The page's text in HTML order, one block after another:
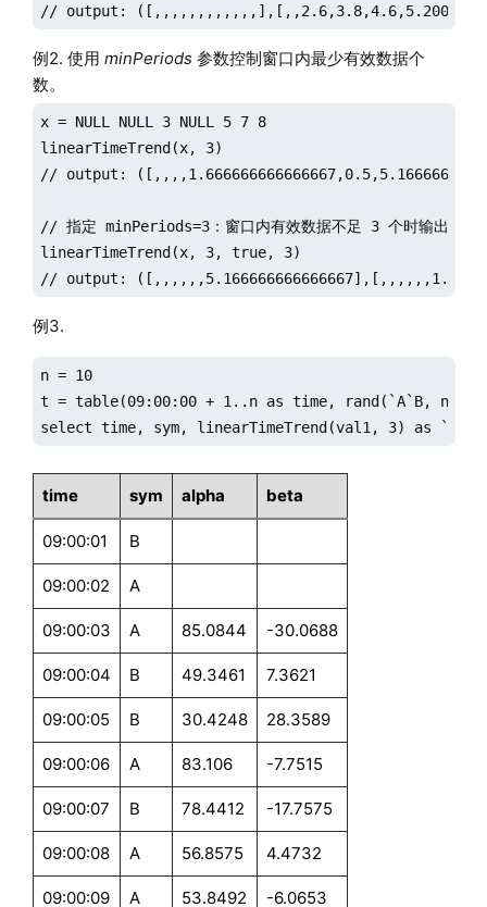
// output:
例2. 使用 minPeriods参数控制窗口内最少有效数据个
数。
x = NULL NULL 3 NULL 5 7 8
linearTimeTrend(x, 3)
// output:
// 指定 minPeriods=3：窗口内有效数据不足 3 个时输出空值
linearTimeTrend(x, 3, true, 3)
// output: ([,,,,,,5.166666666666667],[,,,,,,1.5])
例3.
n = 10
t = table(09:00:00 + 1..n as time, rand(`A`B, n)
select time, sym, linearTimeTrend(val1, 3) as
time sym alpha beta
09:00:01 B
09:00:02 A
09:00:03 A 85.0844 -30.0688
09:00:04 B 49.3461 7.3621
09:00:05 B 30.4248 28.3589
09:00:06 A 83.106 -7.7515
09:00:07 B 78.4412 -17.7575
09:00:08 A 56.8575 4.4732
09:00:09 A 53.8492 -6.0653